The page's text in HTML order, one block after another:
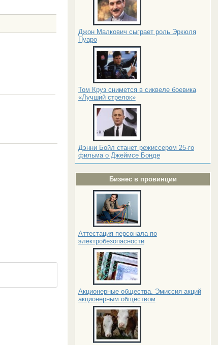
Джон Малкович сыграет роль Эркюля
Пуаро
Том Круз снимется в сиквеле боевика
«Лучший стрелок»
Дэнни Бойл станет режиссером 25-го
фильма о Джеймсе Бонде
Бизнес в провинции
Аттестация персонала по
электробезопасности
Акционерные общества. Эмиссия акций
акционерным обществом